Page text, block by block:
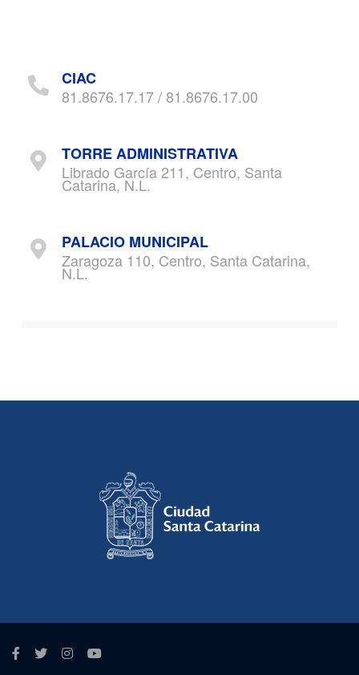
CIAC
81.8676.17.17 / 81.8676.17.00
TORRE ADMINISTRATIVA
Librado García 211, Centro, Santa
Catarina, N.L.
PALACIO MUNICIPAL
Zaragoza 110, Centro, Santa Catarina,
N.L.